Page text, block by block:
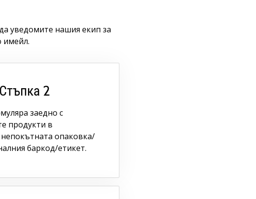
уведомите нашия екип за
имейл.
Стъпка 2
заедно с
продукти в
опаковка/
баркод/етикет.